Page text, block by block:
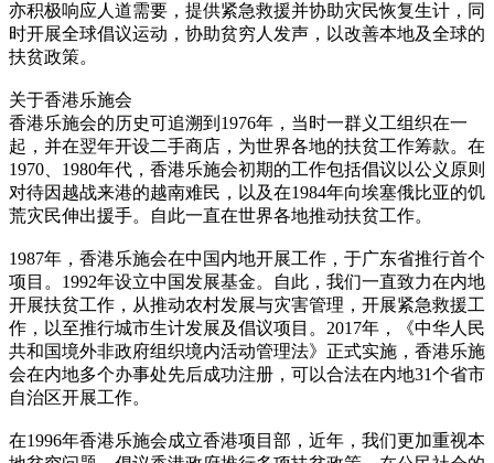
亦积极响应人道需要，提供紧急救援并协助灾民恢复生计，同
时开展全球倡议运动，协助贫穷人发声，以改善本地及全球的
扶贫政策。
关于香港乐施会
香港乐施会的历史可追溯到1976年，当时一群义工组织在一
起，并在翌年开设二手商店，为世界各地的扶贫工作筹款。在
1970、1980年代，香港乐施会初期的工作包括倡议以公义原则
对待因越战来港的越南难民，以及在1984年向埃塞俄比亚的饥
荒灾民伸出援手。自此一直在世界各地推动扶贫工作。
1987年，香港乐施会在中国内地开展工作，于广东省推行首个
项目。1992年设立中国发展基金。自此，我们一直致力在内地
开展扶贫工作，从推动农村发展与灾害管理，开展紧急救援工
作，以至推行城市生计发展及倡议项目。2017年，《中华人民
共和国境外非政府组织境内活动管理法》正式实施，香港乐施
会在内地多个办事处先后成功注册，可以合法在内地31个省市
自治区开展工作。
在1996年香港乐施会成立香港项目部，近年，我们更加重视本